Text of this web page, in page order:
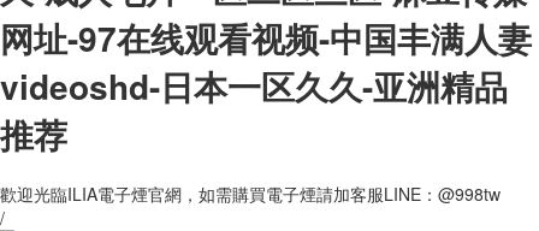
网址-97在线观看视频-中国丰满人妻
videoshd-日本一区久久-亚洲精品
推荐
歡迎光臨ILIA電子煙官網，如需購買電子煙請加客服LINE：@998tw
/